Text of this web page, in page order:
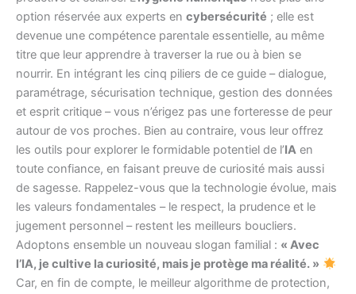
option réservée aux experts en cybersécurité ; elle est
devenue une compétence parentale essentielle, au même
titre que leur apprendre à traverser la rue ou à bien se
nourrir. En intégrant les cinq piliers de ce guide – dialogue,
paramétrage, sécurisation technique, gestion des données
et esprit critique – vous n’érigez pas une forteresse de peur
autour de vos proches. Bien au contraire, vous leur offrez
les outils pour explorer le formidable potentiel de l’IA en
toute confiance, en faisant preuve de curiosité mais aussi
de sagesse. Rappelez-vous que la technologie évolue, mais
les valeurs fondamentales – le respect, la prudence et le
jugement personnel – restent les meilleurs boucliers.
Adoptons ensemble un nouveau slogan familial : « Avec
l’IA, je cultive la curiosité, mais je protège ma réalité. »
Car, en fin de compte, le meilleur algorithme de protection,